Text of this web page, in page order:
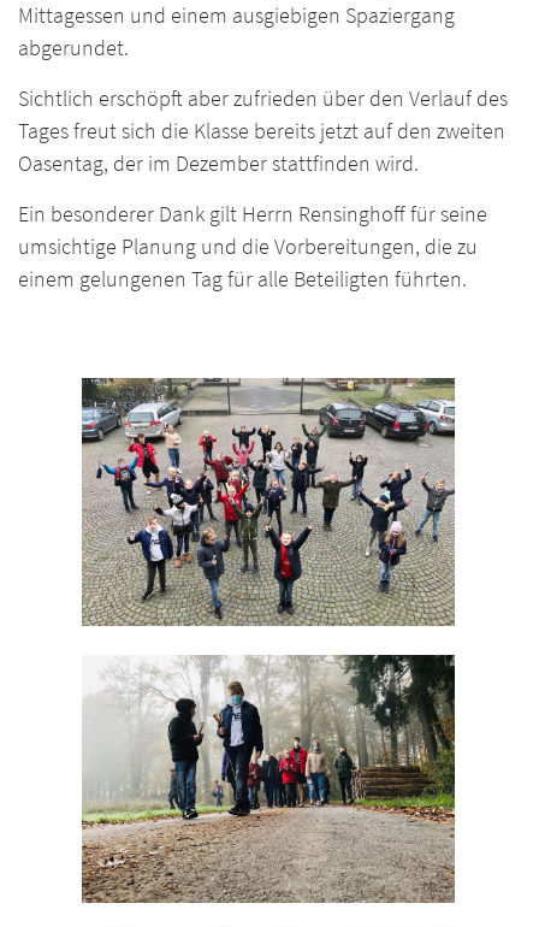
Mittagessen und einem ausgiebigen Spaziergang
abgerundet.
Sichtlich erschöpft aber zufrieden über den Verlauf des
Tages freut sich die Klasse bereits jetzt auf den zweiten
Oasentag, der im Dezember stattfinden wird.
Ein besonderer Dank gilt Herrn Rensinghoff für seine
umsichtige Planung und die Vorbereitungen, die zu
einem gelungenen Tag für alle Beteiligten führten.